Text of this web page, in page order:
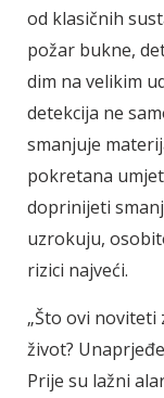
od klasičnih
požar bukne,
dim na velikim
detekcija ne
smanjuje
pokretana
doprinijeti
uzrokuju,
rizici najveći.
„Što ovi noviteti
život?
Prije su lažni